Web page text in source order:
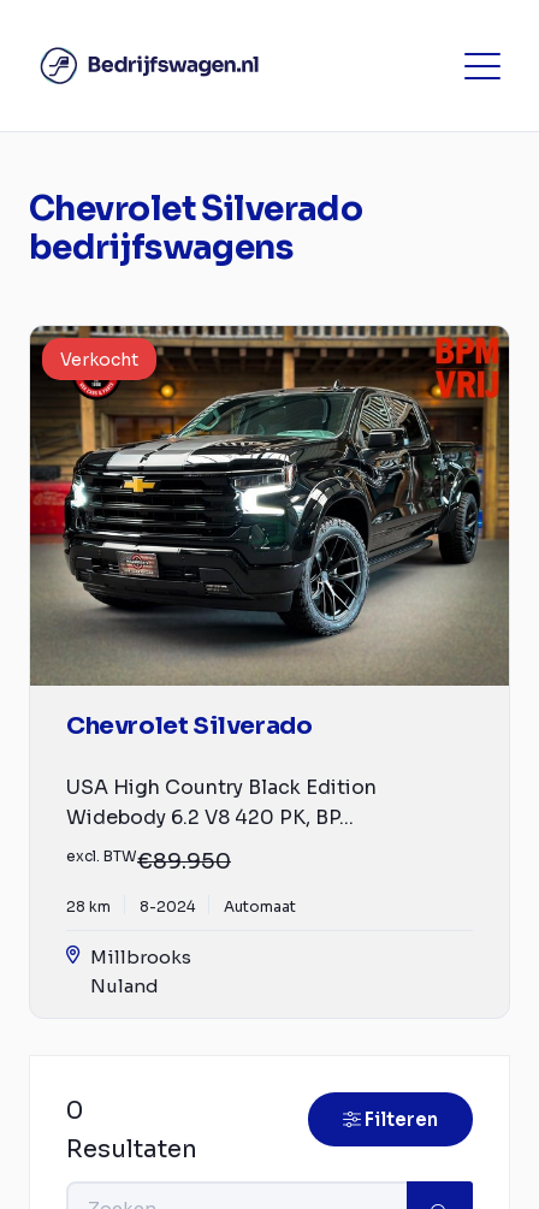
Chevrolet Silverado
bedrijfswagens
Verkocht
Chevrolet Silverado
USA High Country Black Edition
Widebody 6.2 V8 420 PK, BP...
excl. BTW€89.950
28 km 8-2024 Automaat
Millbrooks
Nuland
0
Resultaten
Filteren